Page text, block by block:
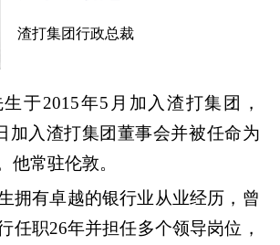
渣打集团行政总裁
2015年5月加入渣打集团，
加入渣打集团董事会并被任命为
他常驻伦敦。
有卓越的银行业从业经历，曾
任职26年并担任多个领导岗位，